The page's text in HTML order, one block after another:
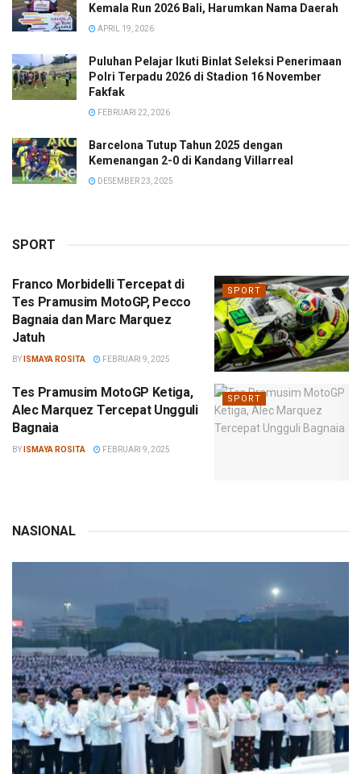
Kemala Run 2026 Bali, Harumkan Nama Daerah
APRIL 19, 2026
Puluhan Pelajar Ikuti Binlat Seleksi Penerimaan
Polri Terpadu 2026 di Stadion 16 November
Fakfak
FEBRUARI 22, 2026
Barcelona Tutup Tahun 2025 dengan
Kemenangan 2-0 di Kandang Villarreal
DESEMBER 23, 2025
SPORT
SPORT
Franco Morbidelli Tercepat di
Tes Pramusim MotoGP, Pecco
Bagnaia dan Marc Marquez
Jatuh
BY ISMAYA ROSITA FEBRUARI 9, 2025
SPORT
Tes Pramusim MotoGP Ketiga,
Alec Marquez Tercepat Ungguli
Bagnaia
BY ISMAYA ROSITA FEBRUARI 9, 2025
NASIONAL